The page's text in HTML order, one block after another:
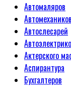
Автомаляров
Автомехаников
Автослесарей
Актерского
Аспирантура
Бухгалтеров